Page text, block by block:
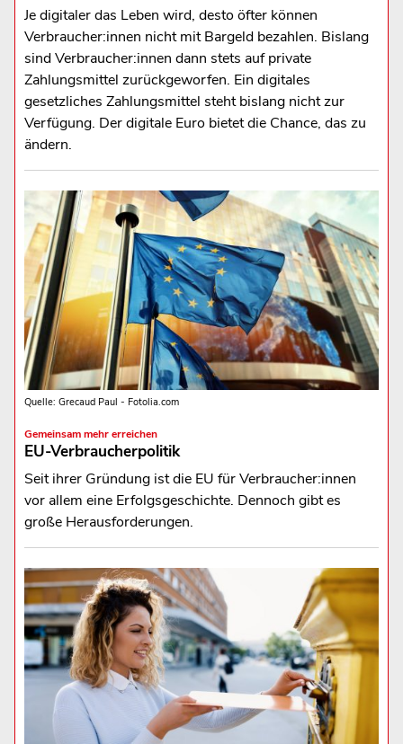
Je digitaler das Leben wird, desto öfter können
Verbraucher:innen nicht mit Bargeld bezahlen. Bislang
sind Verbraucher:innen dann stets auf private
Zahlungsmittel zurückgeworfen. Ein digitales
gesetzliches Zahlungsmittel steht bislang nicht zur
Verfügung. Der digitale Euro bietet die Chance, das zu
ändern.
Quelle: Grecaud Paul - Fotolia.com
Gemeinsam mehr erreichen
EU-Verbraucherpolitik
Seit ihrer Gründung ist die EU für Verbraucher:innen
vor allem eine Erfolgsgeschichte. Dennoch gibt es
große Herausforderungen.